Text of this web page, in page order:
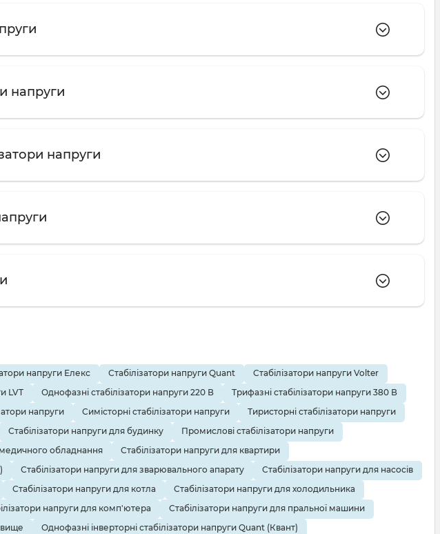
напруги
напруги
напруги Елекс Стабілізатори напруги Quant
Стабілізатори напруги Volter
LVT Однофазні стабілізатори напруги 220 В
Трифазні стабілізатори напруги 380 В
напруги Симісторні стабілізатори напруги
Тиристорні стабілізатори напруги
Стабілізатори напруги для будинку
Промислові стабілізатори напруги
медичного обладнання
Стабілізатори напруги для квартири
Стабілізатори напруги для зварювального апарату
Стабілізатори напруги для насосів
Стабілізатори напруги для котла
Стабілізатори напруги для холодильника
напруги для комп'ютера
Стабілізатори напруги для пральної машини
вище
Однофазні інверторні стабілізатори напруги Quant (Квант)